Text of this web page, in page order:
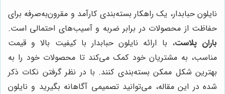
نایلون حبابدار، یک راهکار بسته‌بندی کارآمد و مقرون‌به‌صرفه برای
حفاظت از محصولات در برابر ضربه و آسیب‌های احتمالی است.
باران پلاست، با ارائه نایلون حبابدار با کیفیت بالا و قیمت
مناسب، به مشتریان خود کمک می‌کند تا محصولات خود را به
بهترین شکل ممکن بسته‌بندی کنند. با در نظر گرفتن نکات ذکر
شده در این مقاله، می‌توانید تصمیمی آگاهانه بگیرید و نایلون